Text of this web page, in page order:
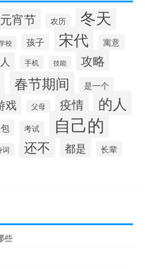
元宵节 农历 冬天
校 孩子 宋代 寓意
手机 技能 攻略
春节期间 是一个
戏 父母 疫情 的人
考试 自己的
词 还不 都是 长辈
些